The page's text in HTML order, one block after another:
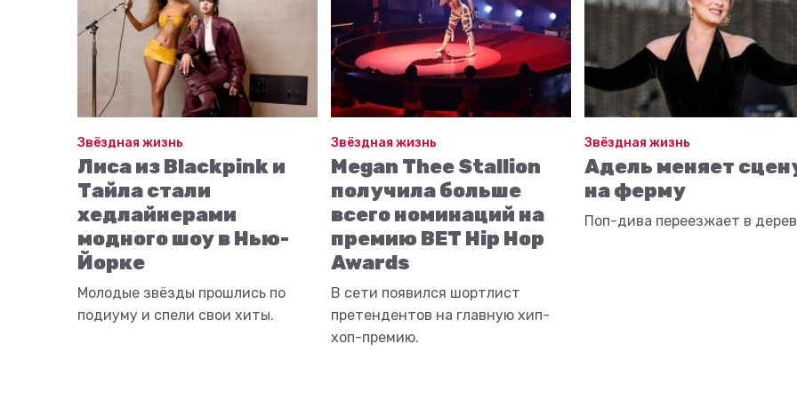
Звёздная жизнь
Лиса из Blackpink и
Тайла стали
хедлайнерами
модного шоу в Нью-
Йорке
Молодые звёзды прошлись по
подиуму и спели свои хиты.
Звёздная жизнь
Megan Thee Stallion
получила больше
всего номинаций на
премию BET Hip Hop
Awards
В сети появился шортлист
претендентов на главную хип-
хоп-премию.
Звёздная жизнь
Адель меняет
на ферму
Поп-дива переезжает в